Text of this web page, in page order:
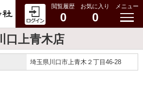
閲覧履歴
0
お気に入り
0
メニュー
口上青木店
埼玉県川口市上青木２丁目46-28